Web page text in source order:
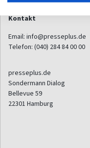
Kontakt
Email: info@presseplus.de
Telefon: (040) 284 84 00 00
presseplus.de
Sondermann Dialog
Bellevue 59
22301 Hamburg